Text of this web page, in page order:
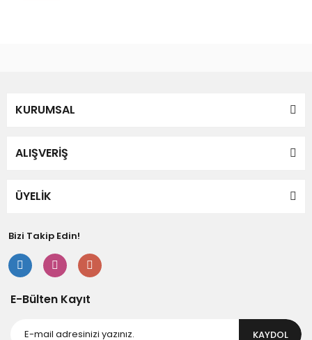
KURUMSAL
ALIŞVERİŞ
ÜYELİK
Bizi Takip Edin!
E-Bülten Kayıt
KAYDOL